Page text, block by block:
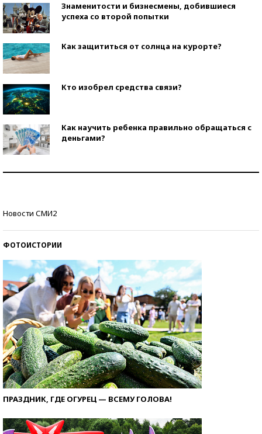
Знаменитости и бизнесмены, добившиеся
успеха со второй попытки
Как защититься от солнца на курорте?
Кто изобрел средства связи?
Как научить ребенка правильно обращаться с
деньгами?
Новости СМИ2
ФОТОИСТОРИИ
ПРАЗДНИК, ГДЕ ОГУРЕЦ — ВСЕМУ ГОЛОВА!